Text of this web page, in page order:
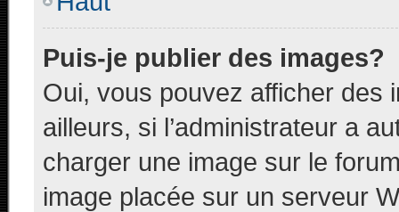
Puis-je publier des images?
Oui, vous pouvez afficher des
ailleurs, si l’administrateur a
charger une image sur le
image placée sur un serveur